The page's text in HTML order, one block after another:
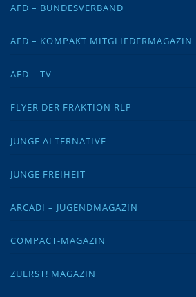
AFD – BUNDESVERBAND
AFD – KOMPAKT MITGLIEDERMAGAZIN
AFD – TV
FLYER DER FRAKTION RLP
JUNGE ALTERNATIVE
JUNGE FREIHEIT
ARCADI – JUGENDMAGAZIN
COMPACT-MAGAZIN
ZUERST! MAGAZIN